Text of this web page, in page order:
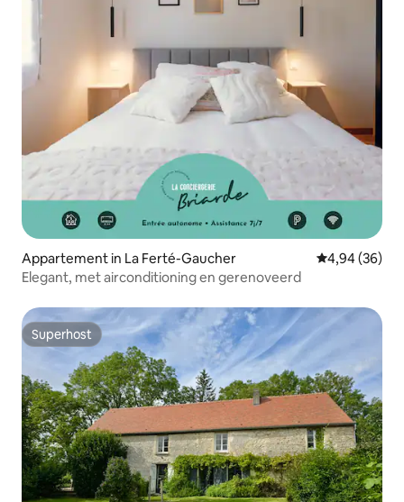
Appartement in La Ferté-Gaucher Gemiddelde
4,94 (36)
Elegant, met airconditioning en gerenoveerd
Superhost
Superhost